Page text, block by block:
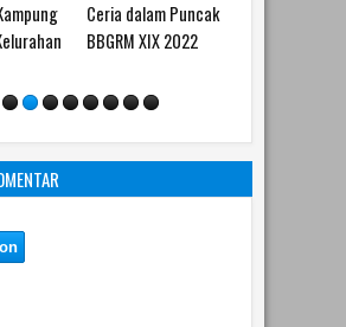
Puncak
XIX 2022
Masyarakat
Berpenghasilan